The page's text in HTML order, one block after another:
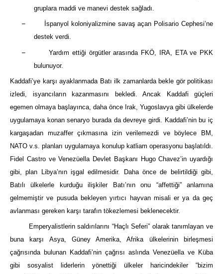
gruplara maddi ve manevi destek sağladı.
–
İspanyol koloniyalizmine savaş açan Polisario Cephesi’ne
destek verdi.
–
Yardım ettiği örgütler arasında FKÖ, IRA, ETA ve PKK
bulunuyor.
Kaddafi’ye karşı ayaklanmada Batı ilk zamanlarda bekle gör politikası
izledi, isyancıların kazanmasını bekledi. Ancak Kaddafi güçleri
egemen olmaya başlayınca, daha önce Irak, Yugoslavya gibi ülkelerde
uygulamaya konan senaryo burada da devreye girdi. Kaddafi’nin bu iç
kargaşadan muzaffer çıkmasına izin verilemezdi ve böylece BM,
NATO v.s. planları uygulamaya konulup katliam operasyonu başlatıldı.
Fidel Castro ve Venezüella Devlet Başkanı Hugo Chavez’in uyardığı
gibi, plan Libya’nın işgal edilmesidir. Daha önce de belirtildiği gibi,
Batılı ülkelerle kurduğu ilişkiler Batı’nın onu “affettiği” anlamına
gelmemiştir ve pusuda bekleyen yırtıcı hayvan misali er ya da geç
avlanması gereken karşı tarafın tökezlemesi beklenecektir.
Emperyalistlerin saldırılarını “Haçlı Seferi” olarak tanımlayan ve
buna karşı Asya, Güney Amerika, Afrika ülkelerinin birleşmesi
çağrısında bulunan Kaddafi’nin çağrısı aslında Venezüella ve Küba
gibi sosyalist liderlerin yönettiği ülkeler haricindekiler “bizim